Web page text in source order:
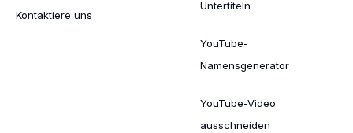
Kontaktiere uns
Untertiteln
YouTube-
Namensgenerator
YouTube-Video
ausschneiden